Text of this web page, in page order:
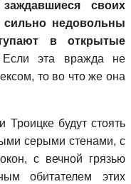
заждавшиеся своих
недовольны
в открытые
эта вражда не
то во что же она
Троицке будут стоять
серыми стенами, с
с вечной грязью
обитателем этих